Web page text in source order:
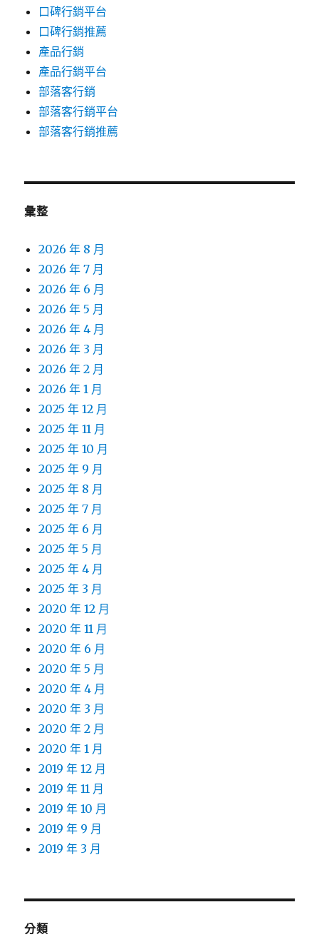
口碑行銷平台
口碑行銷推薦
產品行銷
產品行銷平台
部落客行銷
部落客行銷平台
部落客行銷推薦
彙整
2026 年 8 月
2026 年 7 月
2026 年 6 月
2026 年 5 月
2026 年 4 月
2026 年 3 月
2026 年 2 月
2026 年 1 月
2025 年 12 月
2025 年 11 月
2025 年 10 月
2025 年 9 月
2025 年 8 月
2025 年 7 月
2025 年 6 月
2025 年 5 月
2025 年 4 月
2025 年 3 月
2020 年 12 月
2020 年 11 月
2020 年 6 月
2020 年 5 月
2020 年 4 月
2020 年 3 月
2020 年 2 月
2020 年 1 月
2019 年 12 月
2019 年 11 月
2019 年 10 月
2019 年 9 月
2019 年 3 月
分類